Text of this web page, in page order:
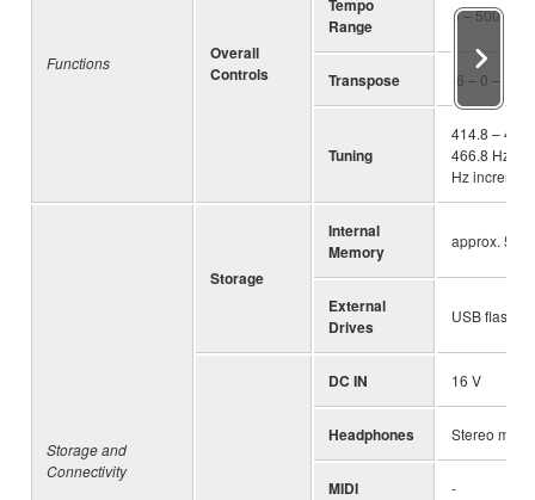
Functions
Overall
Controls
Tempo
Range
5 – 500
Transpose -6 – 0 – +6
Tuning
414.8 –
466.8 Hz
Hz
Storage and
Connectivity
Storage
Internal
Memory
approx. 550
External
Drives
USB flash
DC IN 16 V
Headphones Stereo mini
MIDI -